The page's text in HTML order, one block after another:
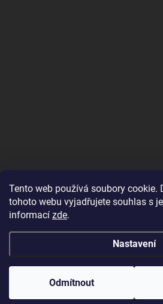
Tento web používá soubory cookie.
tohoto webu vyjadřujete souhlas s
informací zde.
Nastavení
Odmítnout
Vytvořil
Copyright 2026 .